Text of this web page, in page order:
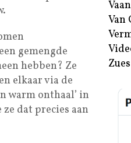
gemengde
hebben? Ze
elkaar via de
warm onthaal’ in
dat precies aan
Van